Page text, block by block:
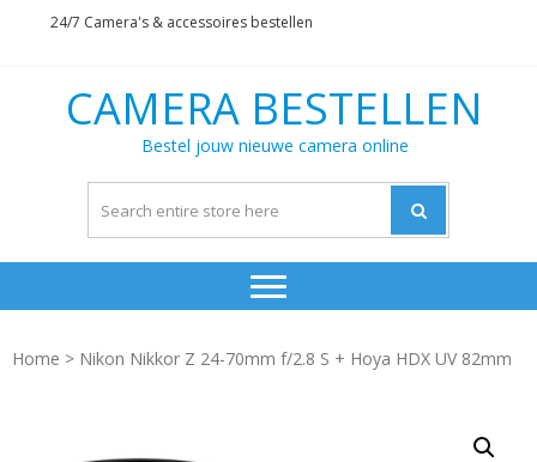
24/7 Camera's & accessoires bestellen
CAMERA BESTELLEN
Bestel jouw nieuwe camera online
Home > Nikon Nikkor Z 24-70mm f/2.8 S + Hoya HDX UV 82mm